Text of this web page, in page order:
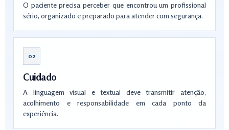
O paciente precisa perceber que encontrou um profissional
sério, organizado e preparado para atender com segurança.
02
Cuidado
A linguagem visual e textual deve transmitir atenção,
acolhimento e responsabilidade em cada ponto da
experiência.